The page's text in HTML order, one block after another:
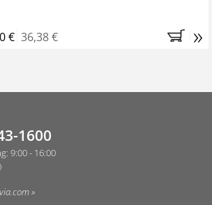
€ 36,38 € »
1600
9:00 - 16:00